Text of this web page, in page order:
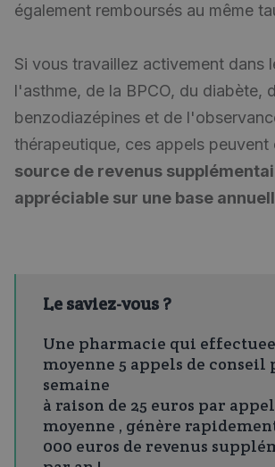
également remboursés au même
Si vous travaillez activement dans
l'asthme, de la BPCO, du diabète,
benzodiazépines et de
thérapeutique, ces appels peuvent
source de revenus
appréciable sur une base
Le saviez-vous ?
Une pharmacie qui effectue
moyenne 5 appels de conseil
semaine
à raison de 25 euros par
moyenne , génère
000 euros de revenus